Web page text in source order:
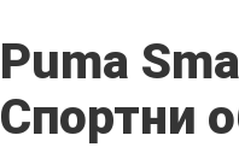
Puma
Спортни